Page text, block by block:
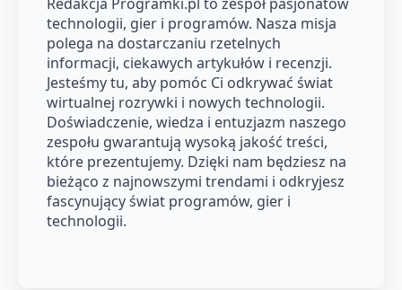
technologii, gier i programów. Nasza misja
polega na dostarczaniu rzetelnych
informacji, ciekawych artykułów i recenzji.
Jesteśmy tu, aby pomóc Ci odkrywać świat
wirtualnej rozrywki i nowych technologii.
Doświadczenie, wiedza i entuzjazm naszego
zespołu gwarantują wysoką jakość treści,
które prezentujemy. Dzięki nam będziesz na
bieżąco z najnowszymi trendami i odkryjesz
fascynujący świat programów, gier i
technologii.